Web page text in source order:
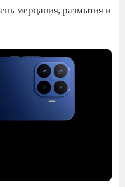
мерцания, размытия и